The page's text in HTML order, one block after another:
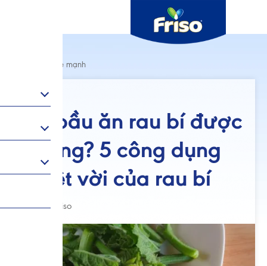
Thai kỳ khoẻ mạnh
03/04/2026
Bà bầu ăn rau bí được
không? 5 công dụng
tuyệt vời của rau bí
Author: Friso